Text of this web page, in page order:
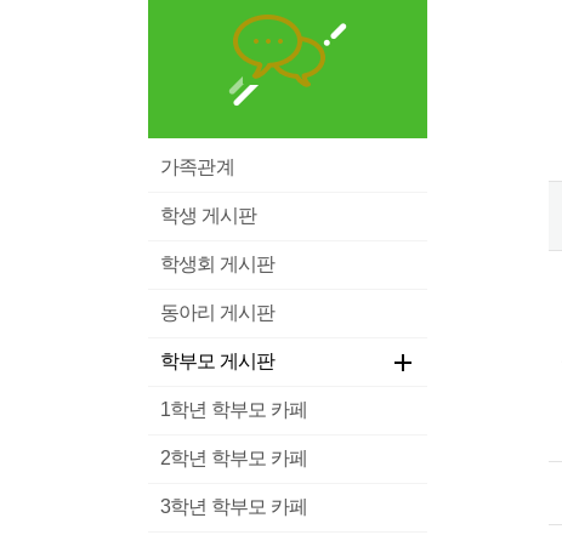
가족관계
학생 게시판
학생회 게시판
동아리 게시판
학부모 게시판
1학년 학부모 카페
2학년 학부모 카페
3학년 학부모 카페